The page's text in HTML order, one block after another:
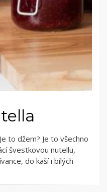
to džem? Je to všechno
švestkovou nutellu,
do kaší i bílých